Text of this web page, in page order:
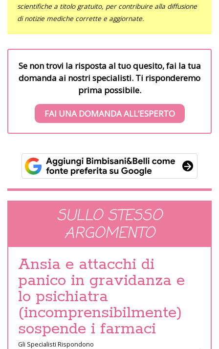
scientifiche a titolo gratuito, per contribuire alla diffusione
di notizie mediche corrette e aggiornate.
Se non trovi la risposta al tuo quesito, fai la tua
domanda ai nostri specialisti. Ti risponderemo
prima possibile.
FAI UNA DOMANDA ALL’ESPERTO
SULLO STESSO
ARGOMENTO
Ansia e attacchi di
panico in gravidanza e
lo psichiatra
(incomprensibilmente)
sospende i farmaci
Gli Specialisti Rispondono